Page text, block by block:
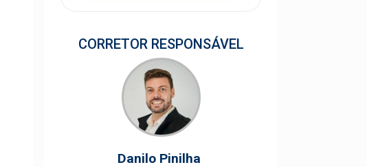
CORRETOR RESPONSÁVEL
Danilo Pinilha